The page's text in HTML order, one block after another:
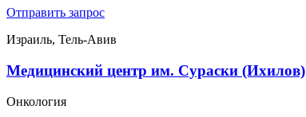
Отправить запрос
Израиль, Тель-Авив
Медицинский центр им. Сураски (Ихилов)
Онкология